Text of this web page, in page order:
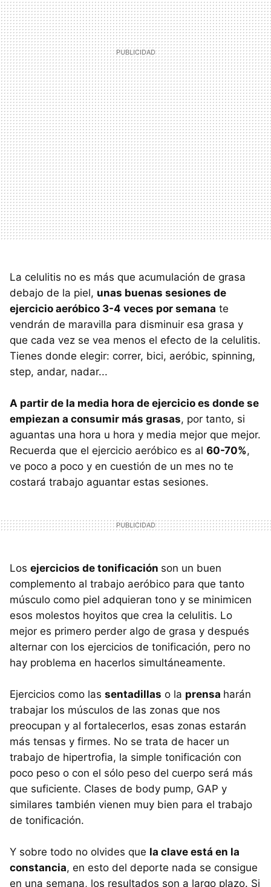
La celulitis no es más que acumulación de grasa
debajo de la piel, unas buenas sesiones de
ejercicio aeróbico 3-4 veces por semana te
vendrán de maravilla para disminuir esa grasa y
que cada vez se vea menos el efecto de la celulitis.
Tienes donde elegir: correr, bici, aeróbic, spinning,
step, andar, nadar...
A partir de la media hora de ejercicio es donde se
empiezan a consumir más grasas, por tanto, si
aguantas una hora u hora y media mejor que mejor.
Recuerda que el ejercicio aeróbico es al 60-70%,
ve poco a poco y en cuestión de un mes no te
costará trabajo aguantar estas sesiones.
Los ejercicios de tonificación son un buen
complemento al trabajo aeróbico para que tanto
músculo como piel adquieran tono y se minimicen
esos molestos hoyitos que crea la celulitis. Lo
mejor es primero perder algo de grasa y después
alternar con los ejercicios de tonificación, pero no
hay problema en hacerlos simultáneamente.
Ejercicios como las sentadillas o la prensa harán
trabajar los músculos de las zonas que nos
preocupan y al fortalecerlos, esas zonas estarán
más tensas y firmes. No se trata de hacer un
trabajo de hipertrofia, la simple tonificación con
poco peso o con el sólo peso del cuerpo será más
que suficiente. Clases de body pump, GAP y
similares también vienen muy bien para el trabajo
de tonificación.
Y sobre todo no olvides que la clave está en la
constancia, en esto del deporte nada se consigue
en una semana, los resultados son a largo plazo. Si